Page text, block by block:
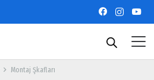
Montaj Şkafları